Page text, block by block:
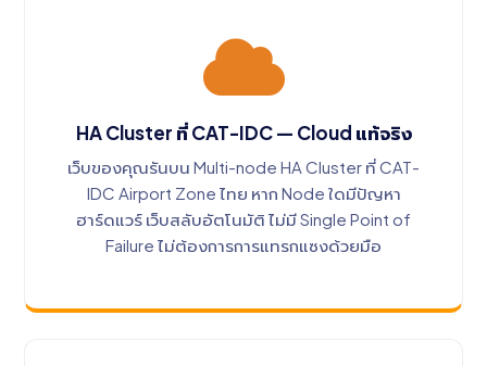
HA Cluster ที่ CAT-IDC — Cloud แท้จริง
เว็บของคุณรันบน Multi-node HA Cluster ที่ CAT-
IDC Airport Zone ไทย หาก Node ใดมีปัญหา
ฮาร์ดแวร์ เว็บสลับอัตโนมัติ ไม่มี Single Point of
Failure ไม่ต้องการการแทรกแซงด้วยมือ